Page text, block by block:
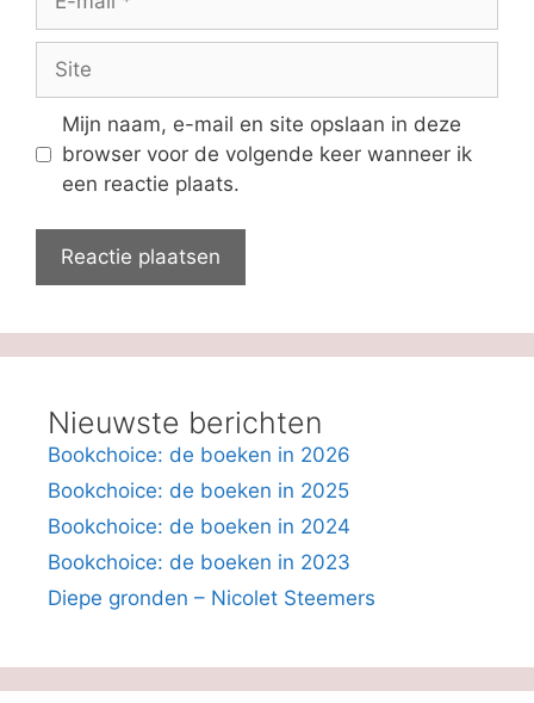
mail
Mijn naam, e-mail en site opslaan in deze
browser voor de volgende keer wanneer ik
een reactie plaats.
Nieuwste berichten
Bookchoice: de boeken in 2026
Bookchoice: de boeken in 2025
Bookchoice: de boeken in 2024
Bookchoice: de boeken in 2023
Diepe gronden – Nicolet Steemers